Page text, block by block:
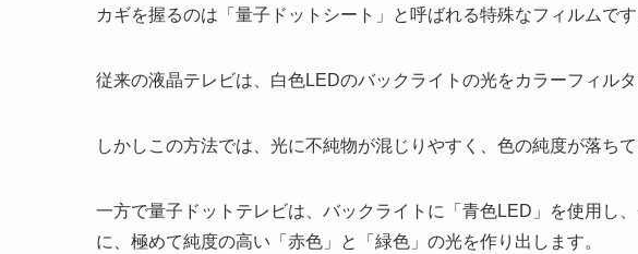
カギを握るのは「量子ドットシート」と呼ばれる特殊なフィルムです
従来の液晶テレビは、白色LEDのバックライトの光をカラーフィル
しかしこの方法では、光に不純物が混じりやすく、色の純度が落ち
一方で量子ドットテレビは、バックライトに「青色LED」を使用し
に、極めて純度の高い「赤色」と「緑色」の光を作り出します。